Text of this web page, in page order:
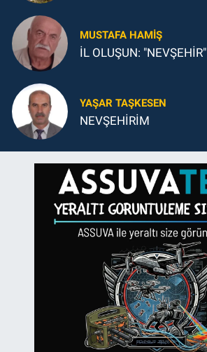
MUSTAFA HAMIŞ
İL OLUŞUN: "NEVŞEHİR"
YAŞAR TAŞKESEN
NEVŞEHİRİM